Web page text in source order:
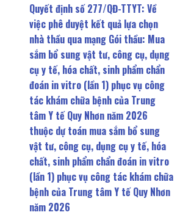
Quyết định số 277/QĐ-TTYT: Về
việc phê duyệt kết quả lựa chọn
nhà thầu qua mạng Gói thầu: Mua
sắm bổ sung vật tư, công cụ, dụng
cụ y tế, hóa chất, sinh phẩm chẩn
đoán in vitro (lần 1) phục vụ công
tác khám chữa bệnh của Trung
tâm Y tế Quy Nhơn năm 2026
thuộc dự toán mua sắm bổ sung
vật tư, công cụ, dụng cụ y tế, hóa
chất, sinh phẩm chẩn đoán in vitro
(lần 1) phục vụ công tác khám chữa
bệnh của Trung tâm Y tế Quy Nhơn
năm 2026